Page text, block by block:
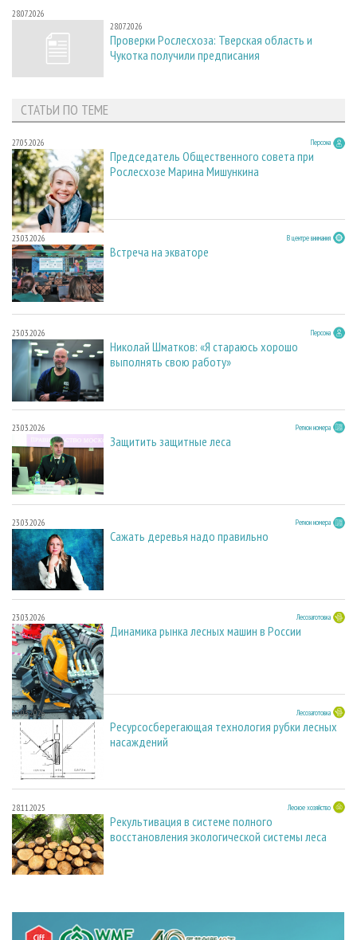
28.07.2026
28.07.2026
Проверки Рослесхоза: Тверская область и
Чукотка получили предписания
СТАТЬИ ПО ТЕМЕ
27.05.2026 Персона
Председатель Общественного совета при
Рослесхозе Марина Мишункина
23.03.2026 В центре внимания
Встреча на экваторе
23.03.2026 Персона
Николай Шматков: «Я стараюсь хорошо
выполнять свою работу»
23.03.2026 Регион номера
Защитить защитные леса
23.03.2026 Регион номера
Сажать деревья надо правильно
23.03.2026 Лесозаготовка
Динамика рынка лесных машин в России
23.03.2026 Лесозаготовка
Ресурсосберегающая технология рубки лесных
насаждений
28.11.2025 Лесное хозяйство
Рекультивация в системе полного
восстановления экологической системы леса